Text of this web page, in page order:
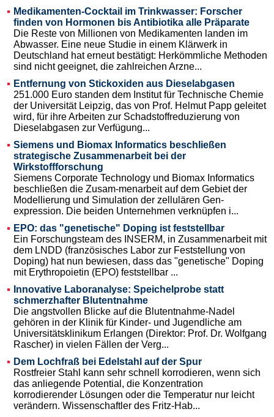
Medikamenten-Cocktail im Trinkwasser: Forscher
finden von Hormonen bis Antibiotika alle Präparate
Die Reste von Millionen von Medikamenten landen im
Abwasser. Eine neue Studie in einem Klärwerk in
Deutschland hat erneut bestätigt: Herkömmliche Methoden
sind nicht geeignet, die zahlreichen Arzne...
Entfernung von Stickoxiden aus Dieselabgasen
251.000 Euro standen dem Institut für Technische Chemie
der Universität Leipzig, das von Prof. Helmut Papp geleitet
wird, für ihre Arbeiten zur Schadstoffreduzierung von
Dieselabgasen zur Verfügung...
Siemens und Biomax Informatics beschließen
strategische Zusammenarbeit bei der
Wirkstoffforschung
Siemens Corporate Technology und Biomax Informatics
beschließen die Zusam-menarbeit auf dem Gebiet der
Modellierung und Simulation der zellulären Gen-
expression. Die beiden Unternehmen verknüpfen i...
EPO: das "genetische" Doping ist feststellbar
Ein Forschungsteam des INSERM, in Zusammenarbeit mit
dem LNDD (französisches Labor zur Feststellung von
Doping) hat nun bewiesen, dass das "genetische" Doping
mit Erythropoietin (EPO) feststellbar ...
Innovative Laboranalyse: Speichelprobe statt
schmerzhafter Blutentnahme
Die angstvollen Blicke auf die Blutentnahme-Nadel
gehören in der Klinik für Kinder- und Jugendliche am
Universitätsklinikum Erlangen (Direktor: Prof. Dr. Wolfgang
Rascher) in vielen Fällen der Verg...
Dem Lochfraß bei Edelstahl auf der Spur
Rostfreier Stahl kann sehr schnell korrodieren, wenn sich
das anliegende Potential, die Konzentration
korrodierender Lösungen oder die Temperatur nur leicht
verändern. Wissenschaftler des Fritz-Hab...